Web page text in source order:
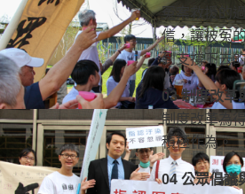
冤案救援的
信，讓被冤
到支撐下去
03 制度改革
制度改革為
積極作為。
04 公眾倡議